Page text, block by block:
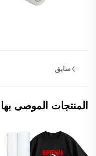
سابق
المنتجات الموصى بها